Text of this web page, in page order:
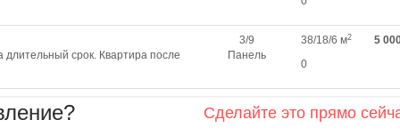
срок. Квартира после
3/9
Панель
38/18/6 м2
0
5
Сделайте это прямо